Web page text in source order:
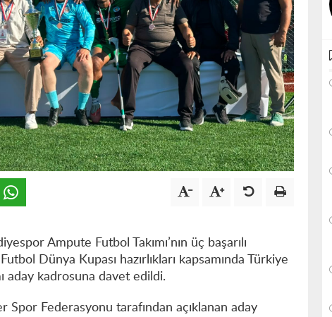
Ampute Futbol Takımı’nın üç başarılı
Dünya Kupası hazırlıkları kapsamında Türkiye
aday kadrosuna davet edildi.
Spor Federasyonu tarafından açıklanan aday